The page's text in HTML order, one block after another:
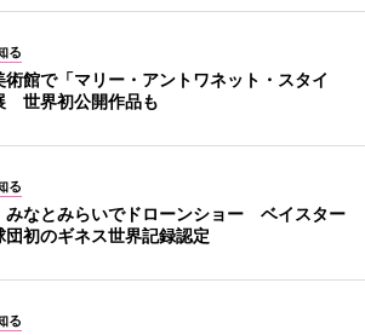
る
術館で「マリー・アントワネット・スタイ
世界初公開作品も
る
みなとみらいでドローンショー ベイスター
団初のギネス世界記録認定
る